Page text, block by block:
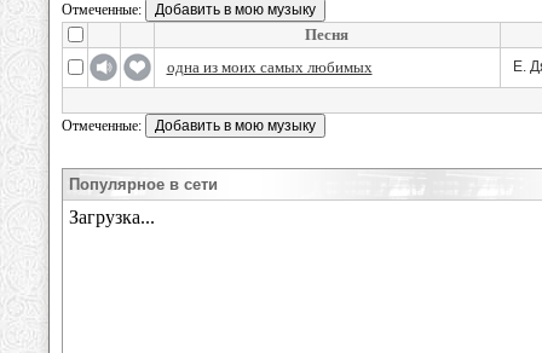
Отмеченные:
Песня
одна из моих самых любимых
Е.
Отмеченные:
Популярное в сети